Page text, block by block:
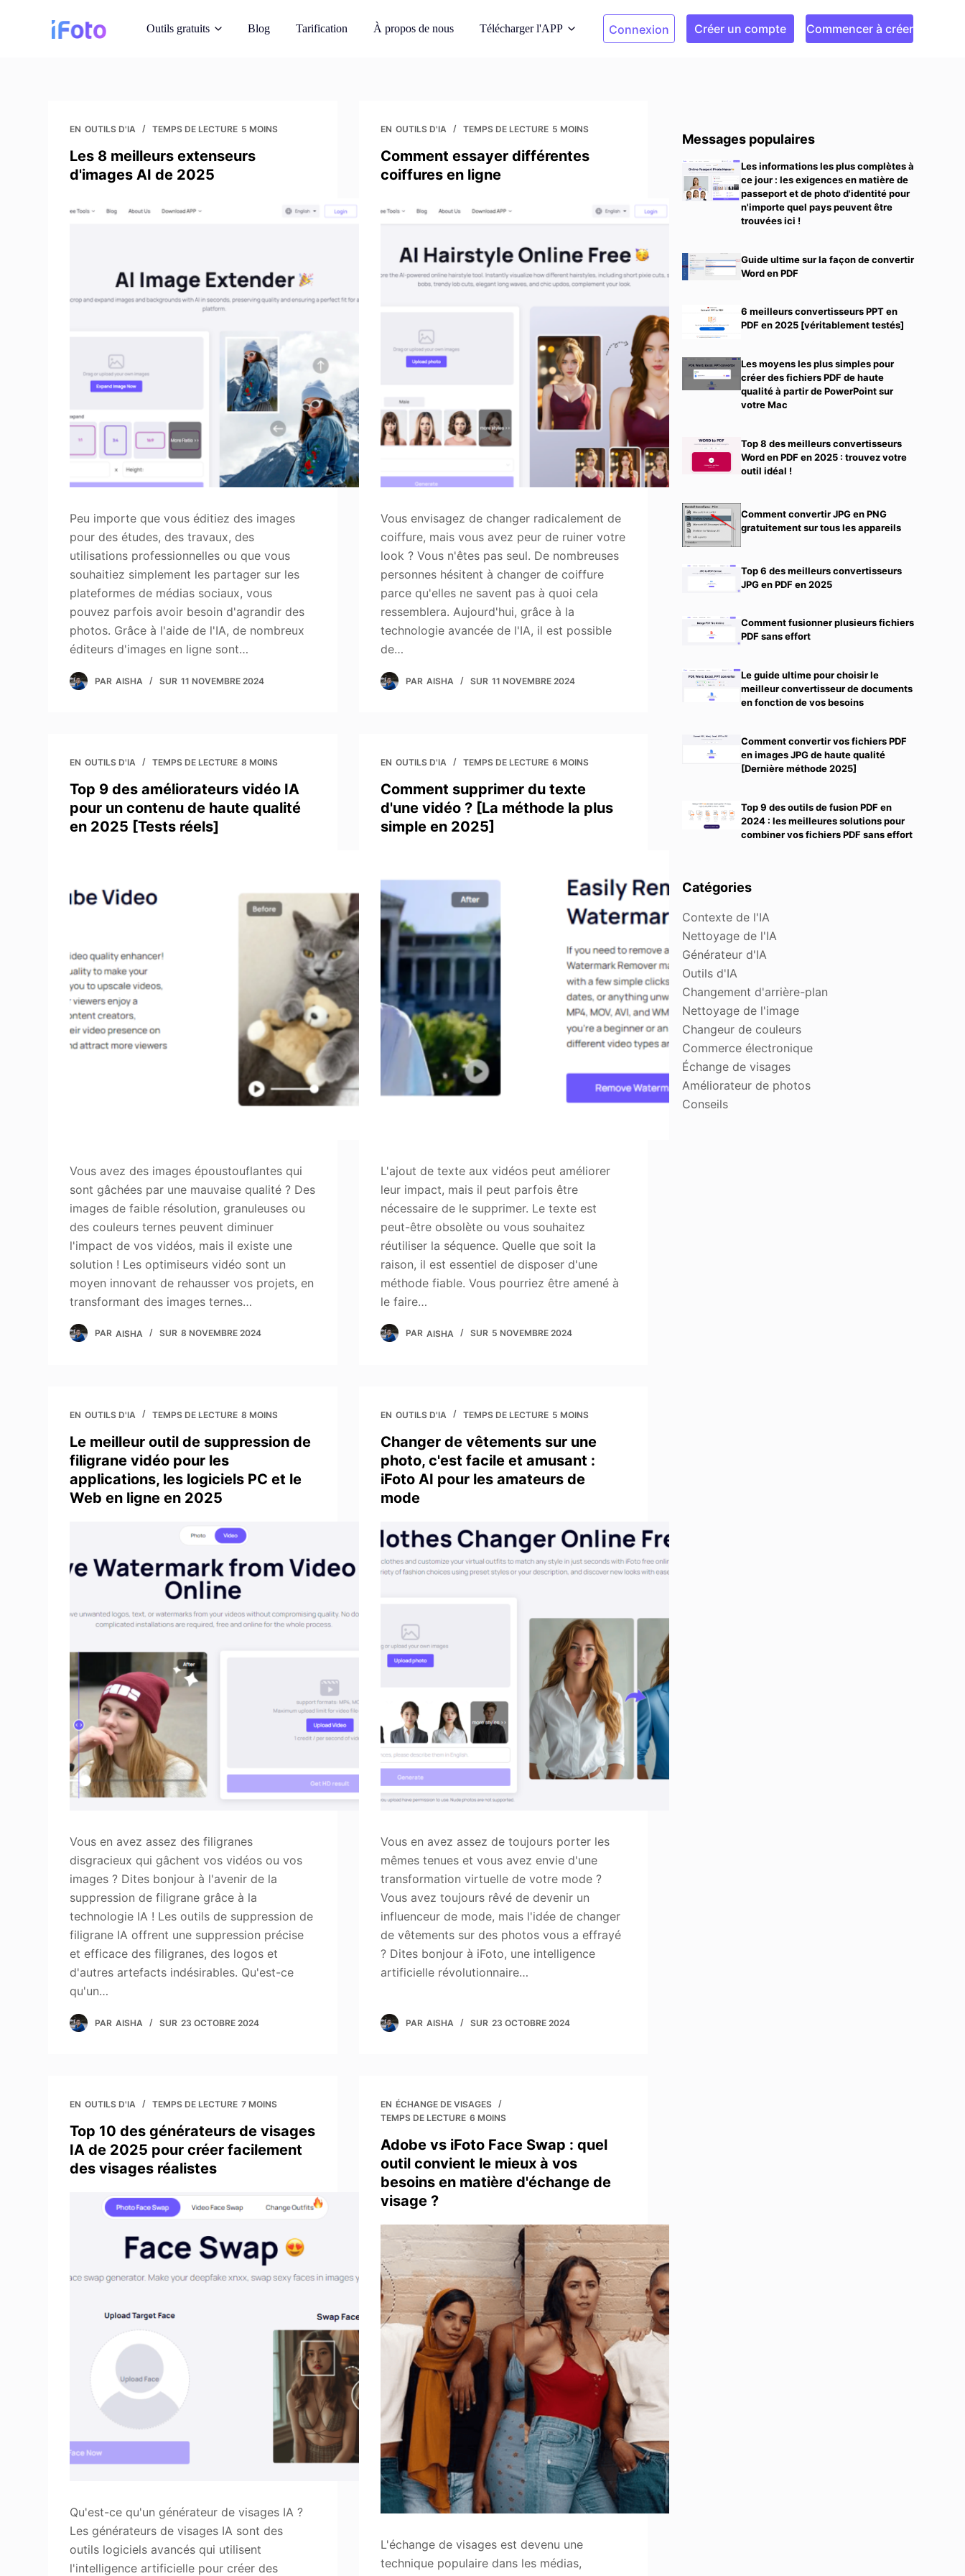
Outils gratuits
Changement d'arrière-plan
Arrière-plans instantanés générés par
Recoloration de vêtements
Remplacer la couleur en 1 clic
plan
Transparent ou fond de n'importe
quelle couleur
Améliorer la qualité de l'image
Blog Tarification À propos de nous Télécharger l'APP Connexion Créer un compte Commencer à créer
EN OUTILS D'IA TEMPS DE LECTURE 5 MOINS
Les 8 meilleurs extenseurs
d'images AI de 2025
Peu importe que vous éditiez des images
pour des études, des travaux, des
utilisations professionnelles ou que vous
souhaitiez simplement les partager sur les
plateformes de médias sociaux, vous
pouvez parfois avoir besoin d'agrandir des
photos. Grâce à l'aide de l'IA, de nombreux
éditeurs d'images en ligne sont…
PAR AISHA SUR 11 NOVEMBRE 2024
EN OUTILS D'IA TEMPS DE LECTURE 5 MOINS
Comment essayer différentes
coiffures en ligne
Vous envisagez de changer radicalement de
coiffure, mais vous avez peur de ruiner votre
look ? Vous n'êtes pas seul. De nombreuses
personnes hésitent à changer de coiffure
parce qu'elles ne savent pas à quoi cela
ressemblera. Aujourd'hui, grâce à la
technologie avancée de l'IA, il est possible
de…
PAR AISHA SUR 11 NOVEMBRE 2024
EN OUTILS D'IA TEMPS DE LECTURE 8 MOINS
Top 9 des améliorateurs vidéo IA
pour un contenu de haute qualité
en 2025 [Tests réels]
Vous avez des images époustouflantes qui
sont gâchées par une mauvaise qualité ? Des
images de faible résolution, granuleuses ou
des couleurs ternes peuvent diminuer
l'impact de vos vidéos, mais il existe une
solution ! Les optimiseurs vidéo sont un
moyen innovant de rehausser vos projets, en
transformant des images ternes…
PAR AISHA SUR 8 NOVEMBRE 2024
EN OUTILS D'IA TEMPS DE LECTURE 6 MOINS
Comment supprimer du texte
d'une vidéo ? [La méthode la plus
simple en 2025]
L'ajout de texte aux vidéos peut améliorer
leur impact, mais il peut parfois être
nécessaire de le supprimer. Le texte est
peut-être obsolète ou vous souhaitez
réutiliser la séquence. Quelle que soit la
raison, il est essentiel de disposer d'une
méthode fiable. Vous pourriez être amené à
le faire…
PAR AISHA SUR 5 NOVEMBRE 2024
EN OUTILS D'IA TEMPS DE LECTURE 8 MOINS
Le meilleur outil de suppression de
filigrane vidéo pour les
applications, les logiciels PC et le
Web en ligne en 2025
Vous en avez assez des filigranes
disgracieux qui gâchent vos vidéos ou vos
images ? Dites bonjour à l'avenir de la
suppression de filigrane grâce à la
technologie IA ! Les outils de suppression de
filigrane IA offrent une suppression précise
et efficace des filigranes, des logos et
d'autres artefacts indésirables. Qu'est-ce
qu'un…
PAR AISHA SUR 23 OCTOBRE 2024
EN OUTILS D'IA TEMPS DE LECTURE 5 MOINS
Changer de vêtements sur une
photo, c'est facile et amusant :
iFoto AI pour les amateurs de
mode
Vous en avez assez de toujours porter les
mêmes tenues et vous avez envie d'une
transformation virtuelle de votre mode ?
Vous avez toujours rêvé de devenir un
influenceur de mode, mais l'idée de changer
de vêtements sur des photos vous a effrayé
? Dites bonjour à iFoto, une intelligence
artificielle révolutionnaire…
PAR AISHA SUR 23 OCTOBRE 2024
EN OUTILS D'IA TEMPS DE LECTURE 7 MOINS
Top 10 des générateurs de visages
IA de 2025 pour créer facilement
des visages réalistes
Qu'est-ce qu'un générateur de visages IA ?
Les générateurs de visages IA sont des
outils logiciels avancés qui utilisent
l'intelligence artificielle pour créer des
EN ÉCHANGE DE VISAGES
TEMPS DE LECTURE 6 MOINS
Adobe vs iFoto Face Swap : quel
outil convient le mieux à vos
besoins en matière d'échange de
visage ?
L'échange de visages est devenu une
technique populaire dans les médias,
Messages populaires
Les informations les plus complètes à
ce jour : les exigences en matière de
passeport et de photo d'identité pour
n'importe quel pays peuvent être
trouvées ici !
Guide ultime sur la façon de convertir
Word en PDF
6 meilleurs convertisseurs PPT en
PDF en 2025 [véritablement testés]
Les moyens les plus simples pour
créer des fichiers PDF de haute
qualité à partir de PowerPoint sur
votre Mac
Top 8 des meilleurs convertisseurs
Word en PDF en 2025 : trouvez votre
outil idéal !
Comment convertir JPG en PNG
gratuitement sur tous les appareils
Top 6 des meilleurs convertisseurs
JPG en PDF en 2025
Comment fusionner plusieurs fichiers
PDF sans effort
Le guide ultime pour choisir le
meilleur convertisseur de documents
en fonction de vos besoins
Comment convertir vos fichiers PDF
en images JPG de haute qualité
[Dernière méthode 2025]
Top 9 des outils de fusion PDF en
2024 : les meilleures solutions pour
combiner vos fichiers PDF sans effort
Catégories
Contexte de l'IA
Nettoyage de l'IA
Générateur d'IA
Outils d'IA
Changement d'arrière-plan
Nettoyage de l'image
Changeur de couleurs
Commerce électronique
Échange de visages
Améliorateur de photos
Conseils